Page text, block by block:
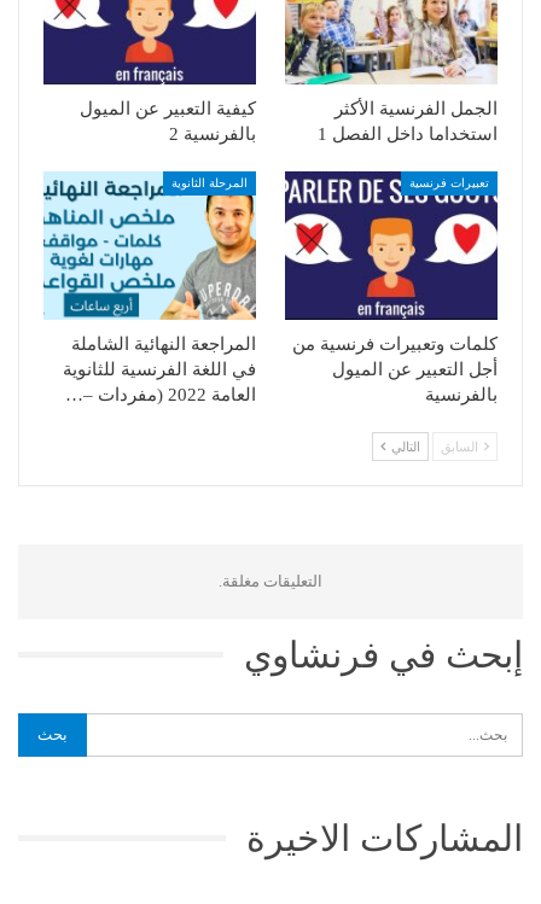
الجمل الفرنسية الأكثر
استخداما داخل الفصل 1
كيفية التعبير عن الميول
بالفرنسية 2
تعبيرات فرنسية
كلمات وتعبيرات فرنسية من
أجل التعبير عن الميول
بالفرنسية
المرحلة الثانوية
المراجعة النهائية الشاملة
في اللغة الفرنسية للثانوية
العامة 2022 (مفردات –…
السابق التالي
التعليقات مغلقة.
إبحث في فرنشاوي
المشاركات الاخيرة